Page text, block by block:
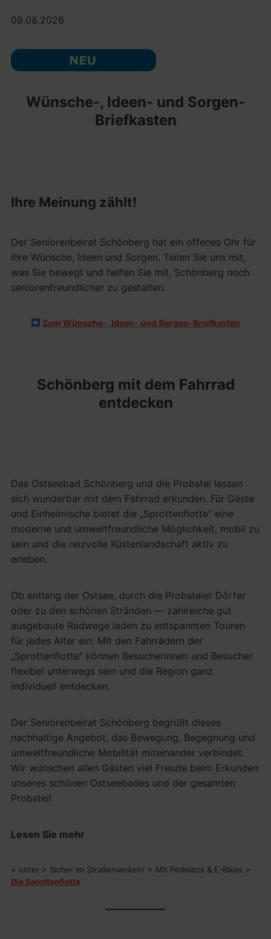
09.08.2026
Wünsche-, Ideen- und Sorgen-
Briefkasten
Ihre Meinung zählt!
Der Seniorenbeirat Schönberg hat ein offenes Ohr für
Ihre Wünsche, Ideen und Sorgen. Teilen Sie uns mit,
was Sie bewegt und helfen Sie mit, Schönberg noch
seniorenfreundlicher zu gestalten.
Zum Wünsche-, Ideen- und Sorgen-Briefkasten
Schönberg mit dem Fahrrad
entdecken
Das Ostseebad Schönberg und die Probstei lassen
sich wunderbar mit dem Fahrrad erkunden. Für Gäste
und Einheimische bietet die „Sprottenflotte“ eine
moderne und umweltfreundliche Möglichkeit, mobil zu
sein und die reizvolle Küstenlandschaft aktiv zu
erleben.
Ob entlang der Ostsee, durch die Probsteier Dörfer
oder zu den schönen Stränden — zahlreiche gut
ausgebaute Radwege laden zu entspannten Touren
für jedes Alter ein. Mit den Fahrrädern der
„Sprottenflotte“ können Besucherinnen und Besucher
flexibel unterwegs sein und die Region ganz
individuell entdecken.
Der Seniorenbeirat Schönberg begrüßt dieses
nachhaltige Angebot, das Bewegung, Begegnung und
umweltfreundliche Mobilität miteinander verbindet.
Wir wünschen allen Gästen viel Freude beim Erkunden
unseres schönen Ostseebades und der gesamten
Probstei!
Lesen Sie mehr
> unter > Sicher im Straßenverkehr > Mit Pedelecs & E-Bikes >
Die Sprottenflotte